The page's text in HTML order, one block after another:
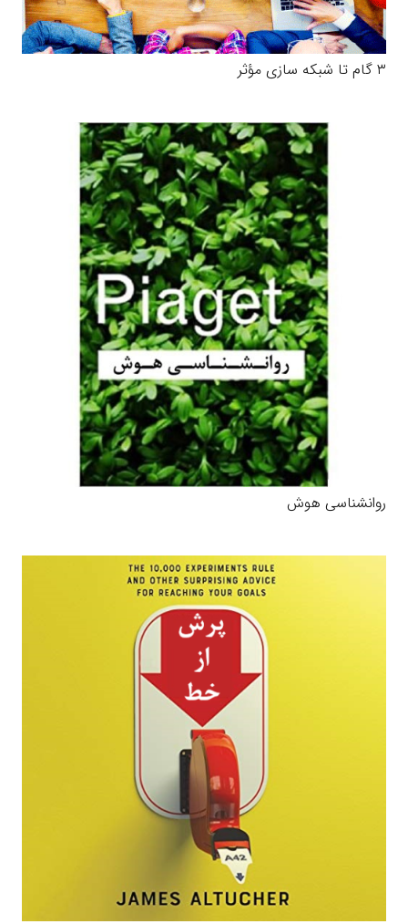
۳ گام تا شبکه سازی مؤثر
روانشناسی هوش